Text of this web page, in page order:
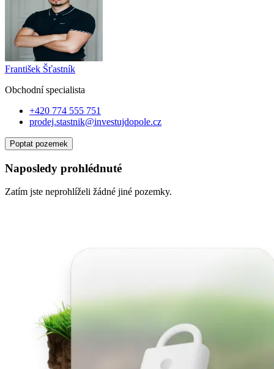
František Šťastník
Obchodní specialista
+420 774 555 751
prodej.stastnik@investujdopole.cz
Poptat pozemek
Naposledy prohlédnuté
Zatím jste neprohlíželi žádné jiné pozemky.